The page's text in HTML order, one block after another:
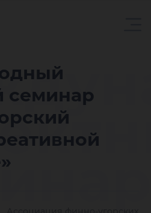
семинар